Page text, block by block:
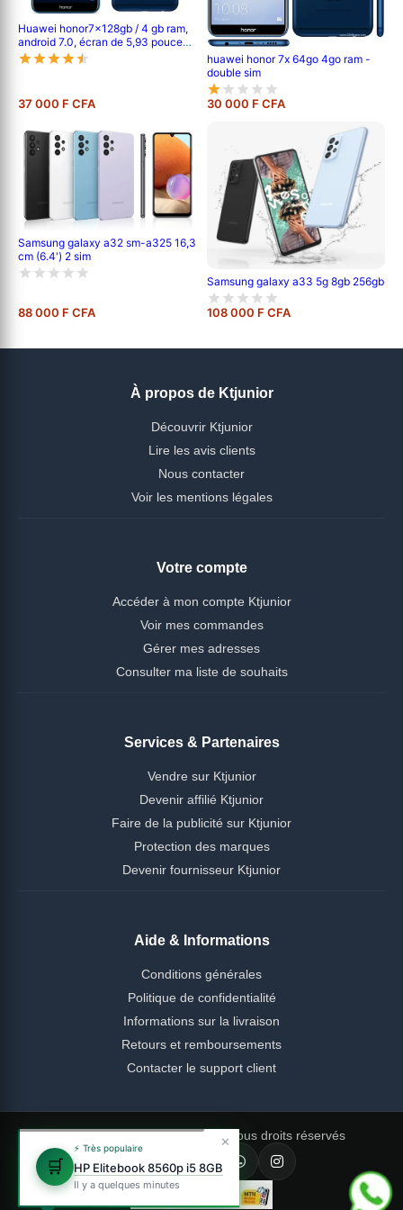
Huawei honor7x128gb / 4 gb ram,
android 7.0, écran de 5,93 pouces,
double caméra arrière 16 mp + 2
37 000 F CFA
huawei honor 7x 64go 4go ram -
double sim
30 000 F CFA
Samsung galaxy a32 sm-a325 16,3
cm (6.4') 2 sim
88 000 F CFA
Samsung galaxy a33 5g 8gb 256gb
108 000 F CFA
À propos de Ktjunior
Découvrir Ktjunior
Lire les avis clients
Nous contacter
Voir les mentions légales
Votre compte
Accéder à mon compte Ktjunior
Voir mes commandes
Gérer mes adresses
Consulter ma liste de souhaits
Services & Partenaires
Vendre sur Ktjunior
Devenir affilié Ktjunior
Faire de la publicité sur Ktjunior
Protection des marques
Devenir fournisseur Ktjunior
Aide & Informations
Conditions générales
Politique de confidentialité
Informations sur la livraison
Retours et remboursements
Contacter le support client
© 2026 Ktjunior Cameroun — Tous droits réservés
🛒
⚡ Très populaire
HP Elitebook 8560p i5 8GB
Il y a quelques minutes
✕